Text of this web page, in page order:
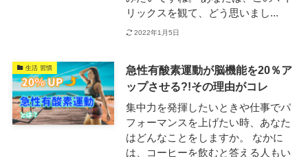
リックスを観て、どう思いまし...
2022年1月5日
生活 習慣
急性有酸素運動が脳機能を20％ア
ップさせる?!その理由がコレ
集中力を発揮したいときや仕事でパ
フォーマンスを上げたい時、あなた
はどんなことをしますか。 なかに
は、コーヒーを飲むと答える人もい